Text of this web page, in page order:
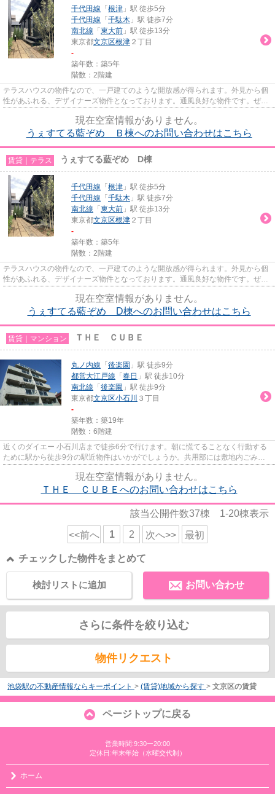
千代田線 「 根津 」駅 徒歩5分
千代田線 「 千駄木 」駅 徒歩7分
南北線 「 東大前 」駅 徒歩13分
東京都文京区根津 ２丁目
-
築年数：築5年
階数：2階建
テラスハウスの物件なので、一戸建てのような開放感が得られます。外見から個
性があふれる、デザイナーズ物件となっております。通風良好な物件です。ぜひ
現在空室情報がありません。
うぇすてる藍ぞめ Ｂ棟へのお問い合わせはこちら
賃貸｜テラス うぇすてる藍ぞめ D棟
千代田線 「 根津 」駅 徒歩5分
千代田線 「 千駄木 」駅 徒歩7分
南北線 「 東大前 」駅 徒歩13分
東京都文京区根津 ２丁目
-
築年数：築5年
階数：2階建
テラスハウスの物件なので、一戸建てのような開放感が得られます。外見から個
性があふれる、デザイナーズ物件となっております。通風良好な物件です。ぜひ
現在空室情報がありません。
うぇすてる藍ぞめ D棟へのお問い合わせはこちら
賃貸｜マンション ＴＨＥ ＣＵＢＥ
丸ノ内線 「 後楽園 」駅 徒歩9分
都営大江戸線 「 春日 」駅 徒歩10分
南北線 「 後楽園 」駅 徒歩9分
東京都文京区小石川 ３丁目
-
築年数：築19年
階数：6階建
近くのダイエー 小石川店まで徒歩6分で行けます。朝に慌てることなく行動する
ために駅から徒歩9分の駅近物件はいかがでしょうか。共用部には敷地内ごみ置
現在空室情報がありません。
ＴＨＥ ＣＵＢＥへのお問い合わせはこちら
該当公開件数37棟 1-20棟表示
<<前へ 1 2 次へ>> 最初
チェックした物件をまとめて
お問い合わせ
検討リストに追加
さらに条件を絞り込む
物件リクエスト
池袋駅の不動産情報ならキーポイント > (賃貸)地域から探す > 文京区の賃貸
ページトップに戻る
営業時間:9:30ー20:00
定休日:年末年始（水曜交代制）
ホーム